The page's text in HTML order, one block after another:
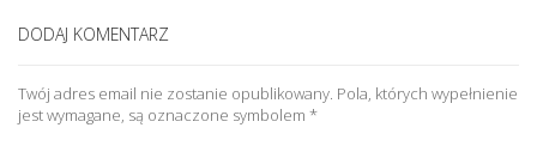
DODAJ KOMENTARZ
Twój adres email nie zostanie opublikowany. Pola, których wypełnienie
jest wymagane, są oznaczone symbolem *